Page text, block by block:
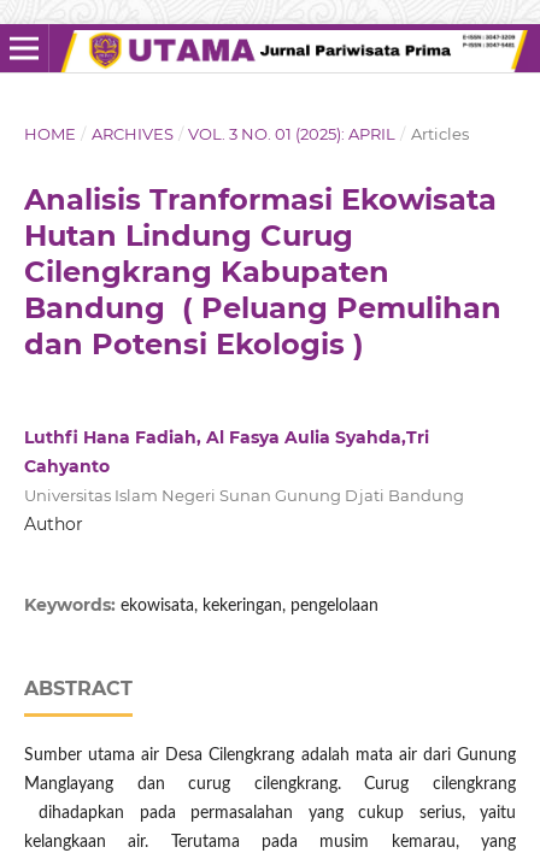
HOME / ARCHIVES / VOL. 3 NO. 01 (2025): APRIL / Articles
Analisis Tranformasi Ekowisata
Hutan Lindung Curug
Cilengkrang Kabupaten
Bandung ( Peluang Pemulihan
dan Potensi Ekologis )
Luthfi Hana Fadiah, Al Fasya Aulia Syahda,Tri
Cahyanto
Universitas Islam Negeri Sunan Gunung Djati Bandung
Author
Keywords: ekowisata, kekeringan, pengelolaan
ABSTRACT
Sumber utama air Desa Cilengkrang adalah mata air dari Gunung
Manglayang dan curug cilengkrang. Curug cilengkrang
dihadapkan pada permasalahan yang cukup serius, yaitu
kelangkaan air. Terutama pada musim kemarau, yang